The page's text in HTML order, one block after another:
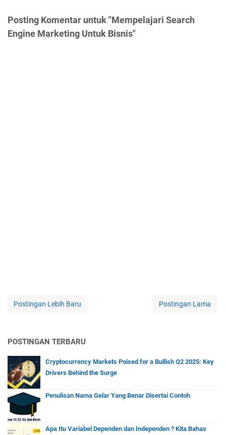
Posting Komentar untuk "Mempelajari Search
Engine Marketing Untuk Bisnis"
Postingan Lebih Baru Postingan Lama
POSTINGAN TERBARU
Cryptocurrency Markets Poised for a Bullish Q2 2025: Key
Drivers Behind the Surge
Penulisan Nama Gelar Yang Benar Disertai Contoh
Apa Itu Variabel Dependen dan Independen ? Kita Bahas